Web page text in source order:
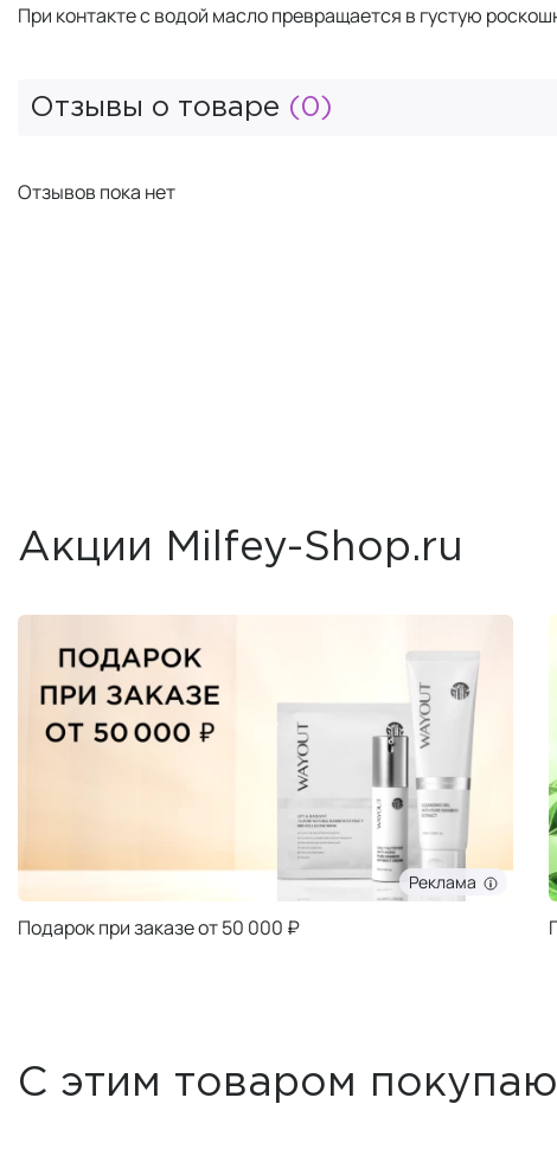
При контакте с водой масло превращается в густую
Отзывы о товаре (0)
Отзывов пока нет
Акции Milfey-Shop.ru
Реклама
Подарок при заказе от 50 000 ₽
С этим товаром